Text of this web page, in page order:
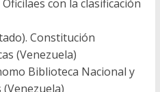
con la clasificación
Constitución
(Venezuela)
Biblioteca Nacional y